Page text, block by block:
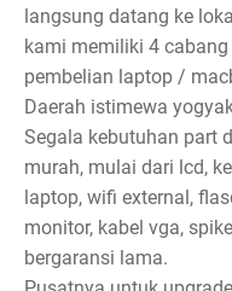
langsung datang ke
kami memiliki 4
pembelian laptop /
Daerah istimewa
Segala kebutuhan part
murah, mulai dari lcd,
laptop, wifi external,
monitor, kabel vga,
bergaransi lama.